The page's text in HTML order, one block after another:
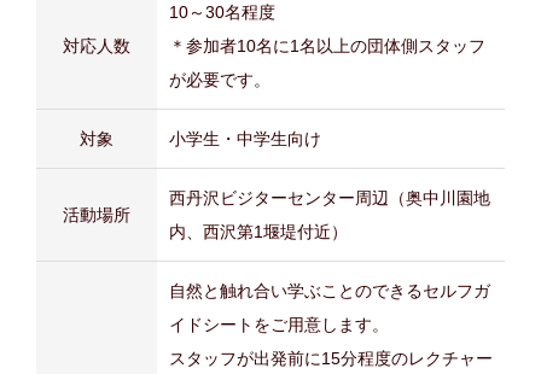
対応人数
10～30名程度
＊参加者10名に1名以上の団体側スタッフ
が必要です。
対象 小学生・中学生向け
活動場所
西丹沢ビジターセンター周辺（奥中川園地
内、西沢第1堰堤付近）
自然と触れ合い学ぶことのできるセルフガ
イドシートをご用意します。
スタッフが出発前に15分程度のレクチャー